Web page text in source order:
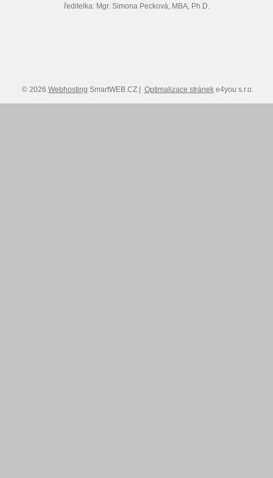
ředitelka: Mgr. Simona Pecková, MBA, Ph.D.
© 2026 Webhosting SmartWEB.CZ | Optimalizace stráneke4you s.r.o.